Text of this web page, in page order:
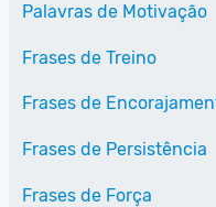
Palavras de Motivação
Frases de Treino
Frases de
Frases de Persistência
Frases de Força